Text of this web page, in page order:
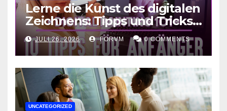
Lerne die Kunst des digitalen
Zeichnens: Tipps und Tricks
für kreative Ausdruckskunst
JULI 26, 2026 FORVM 0 COMMENTS
UNCATEGORIZED